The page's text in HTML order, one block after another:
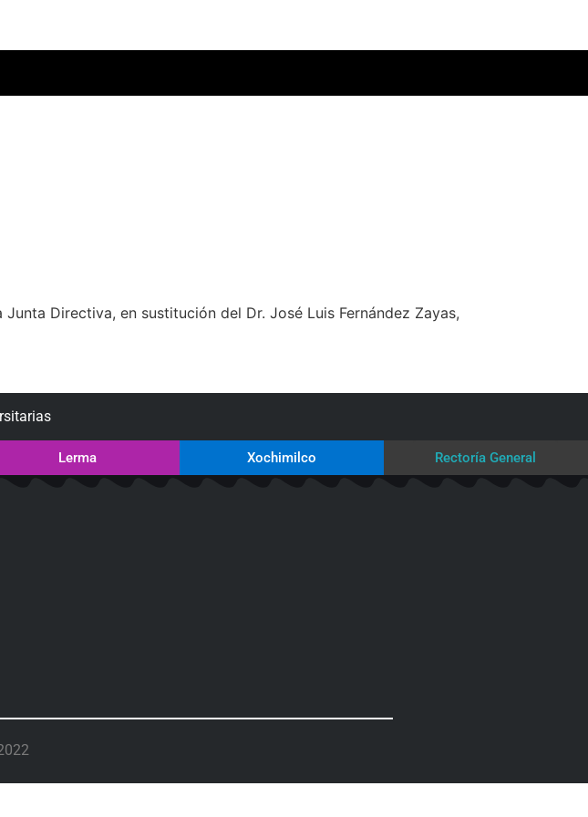
Directiva, en sustitución del Dr. José Luis Fernández Zayas,
Lerma Xochimilco Rectoría General